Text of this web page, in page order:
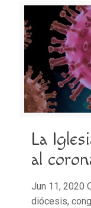
La
al
Jun 11, 2020
diócesis,